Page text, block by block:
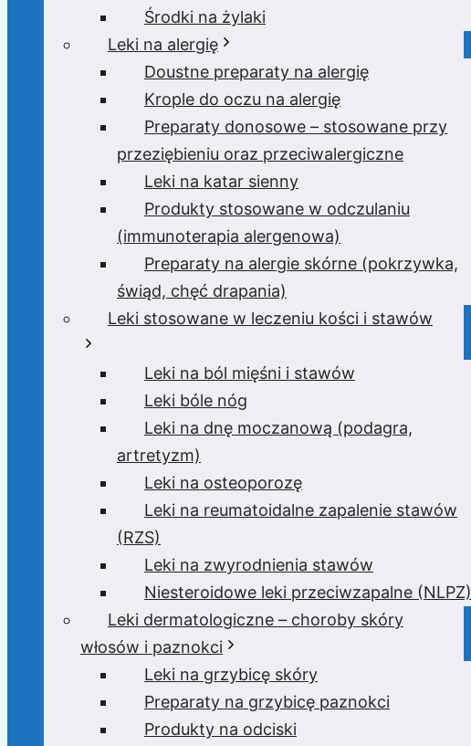
Środki na żylaki
Leki na alergię
Doustne preparaty na alergię
Krople do oczu na alergię
Preparaty donosowe – stosowane przy
przeziębieniu oraz przeciwalergiczne
Leki na katar sienny
Produkty stosowane w odczulaniu
(immunoterapia alergenowa)
Preparaty na alergie skórne (pokrzywka,
świąd, chęć drapania)
Leki stosowane w leczeniu kości i stawów
Leki na ból mięśni i stawów
Leki bóle nóg
Leki na dnę moczanową (podagra,
artretyzm)
Leki na osteoporozę
Leki na reumatoidalne zapalenie stawów
(RZS)
Leki na zwyrodnienia stawów
Niesteroidowe leki przeciwzapalne (NLPZ)
Leki dermatologiczne – choroby skóry
włosów i paznokci
Leki na grzybicę skóry
Preparaty na grzybicę paznokci
Produkty na odciski